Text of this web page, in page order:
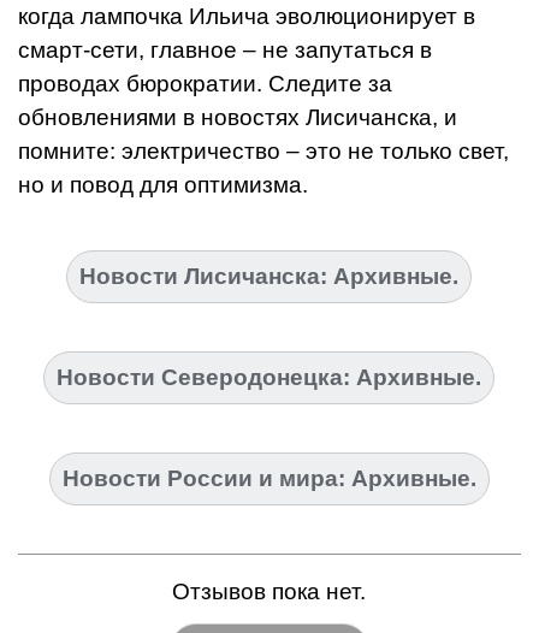
когда лампочка Ильича эволюционирует в
смарт-сети, главное – не запутаться в
проводах бюрократии. Следите за
обновлениями в новостях Лисичанска, и
помните: электричество – это не только свет,
но и повод для оптимизма.
Новости Лисичанска: Архивные.
Новости Северодонецка: Архивные.
Новости России и мира: Архивные.
Отзывов пока нет.